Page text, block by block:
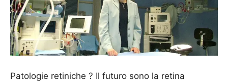
Patologie retiniche ? Il futuro sono la retina